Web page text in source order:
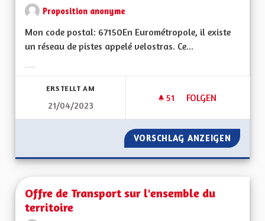
Proposition anonyme
Mon code postal: 67150En Eurométropole, il existe
un réseau de pistes appelé velostras. Ce...
ERSTELLT AM
21/04/2023
51 51 FOLLOWER
FOLGEN
DÉVELOPPER LES
VORSCHLAG ANZEIGEN
Offre de Transport sur l'ensemble du
territoire